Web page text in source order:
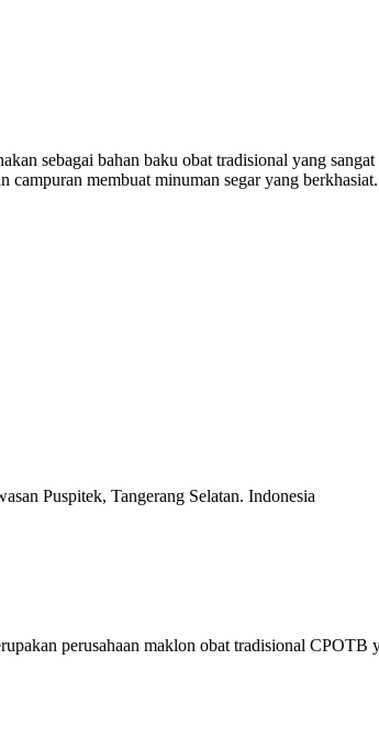
sebagai bahan baku obat tradisional yang
campuran membuat minuman segar yang
Puspitek, Tangerang Selatan. Indonesia
perusahaan maklon obat tradisional CPOTB